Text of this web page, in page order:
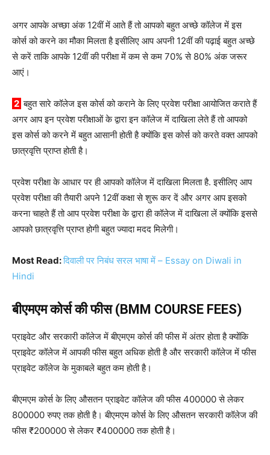
अगर आपके अच्छा अंक 12वीं में आते हैं तो आपको बहुत अच्छे कॉलेज में इस
कोर्स को करने का मौका मिलता है इसीलिए आप अपनी 12वीं की पढ़ाई बहुत अच्छे
से करें ताकि आपके 12वीं की परीक्षा में कम से कम 70% से 80% अंक जरूर
आएं।
2 बहुत सारे कॉलेज इस कोर्स को कराने के लिए प्रवेश परीक्षा आयोजित कराते हैं
अगर आप इन प्रवेश परीक्षाओं के द्वारा इन कॉलेज में दाखिला लेते हैं तो आपको
इस कोर्स को करने में बहुत आसानी होती है क्योंकि इस कोर्स को करते वक्त आपको
छात्रवृत्ति प्राप्त होती है।
प्रवेश परीक्षा के आधार पर ही आपको कॉलेज में दाखिला मिलता है. इसीलिए आप
प्रवेश परीक्षा की तैयारी अपने 12वीं कक्षा से शुरू कर दें और अगर आप इसको
करना चाहते हैं तो आप प्रवेश परीक्षा के द्वारा ही कॉलेज में दाखिला लें क्योंकि इससे
आपको छात्रवृत्ति प्राप्त होगी बहुत ज्यादा मदद मिलेगी।
Most Read:दिवाली पर निबंध सरल भाषा में – Essay on Diwali in
Hindi
बीएमएम कोर्स की फीस (BMM COURSE FEES)
प्राइवेट और सरकारी कॉलेज में बीएमएम कोर्स की फीस में अंतर होता है क्योंकि
प्राइवेट कॉलेज में आपकी फीस बहुत अधिक होती है और सरकारी कॉलेज में फीस
प्राइवेट कॉलेज के मुकाबले बहुत कम होती है।
बीएमएम कोर्स के लिए औसतन प्राइवेट कॉलेज की फीस 400000 से लेकर
800000 रुपए तक होती है।बीएमएम कोर्स के लिए औसतन सरकारी कॉलेज की
फीस ₹200000 से लेकर ₹400000 तक होती है।